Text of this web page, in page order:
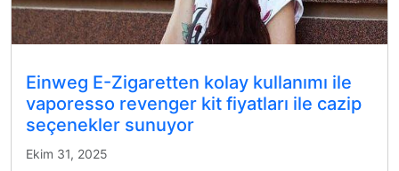
Einweg E-Zigaretten kolay kullanımı ile
vaporesso revenger kit fiyatları ile cazip
seçenekler sunuyor
Ekim 31, 2025